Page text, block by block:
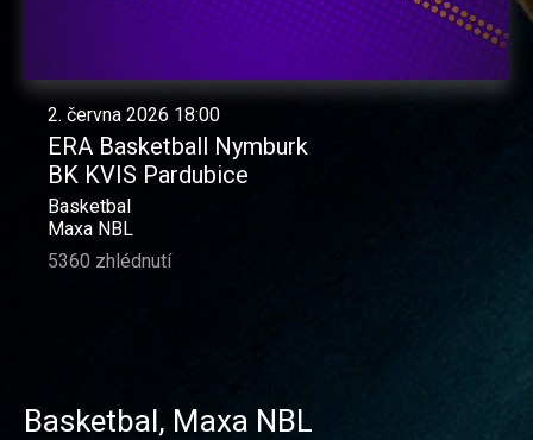
video
2. června 2026 18:00
ERA Basketball Nymburk
BK KVIS Pardubice
Basketbal
Maxa NBL
5360 zhlédnutí
Basketbal, Maxa NBL